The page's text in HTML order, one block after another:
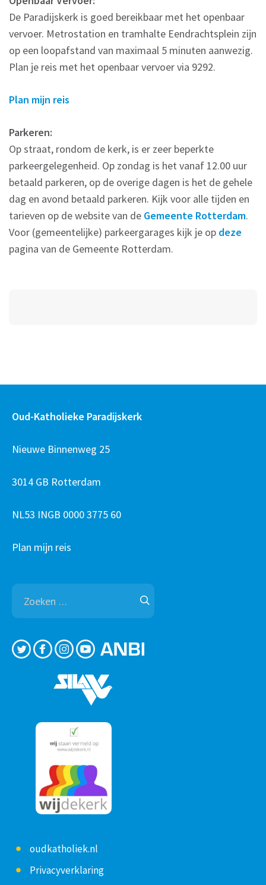
De Paradijskerk is goed bereikbaar met het openbaar
vervoer. Metrostation en tramhalte Eendrachtsplein zijn
op een loopafstand van maximaal 5 minuten aanwezig.
Plan je reis met het openbaar vervoer via 9292.
Plan mijn reis
Parkeren:
Op straat, rondom de kerk, is er zeer beperkte
parkeergelegenheid. Op zondag is het vanaf 12.00 uur
betaald parkeren, op de overige dagen is het de gehele
dag en avond betaald parkeren. Kijk voor alle tijden en
tarieven op de website van de Gemeente Rotterdam.
Voor (gemeentelijke) parkeergarages kijk je op deze
pagina van de Gemeente Rotterdam.
Oud-Katholieke Paradijskerk
Nieuwe Binnenweg 25
3014 GB Rotterdam
NL53 INGB 0000 3775 60
Plan mijn reis
Zoeken
naar:
oudkatholiek.nl
Privacyverklaring